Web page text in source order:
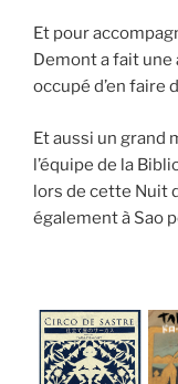
Et pour
Demont a fait une
occupé d’en faire
Et aussi un grand
l’équipe de la
lors de cette Nuit
également à Sao